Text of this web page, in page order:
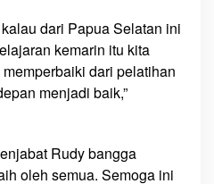
dari Papua Selatan ini
kemarin itu kita
dari pelatihan
menjadi baik,”
Rudy bangga
oleh semua. Semoga ini